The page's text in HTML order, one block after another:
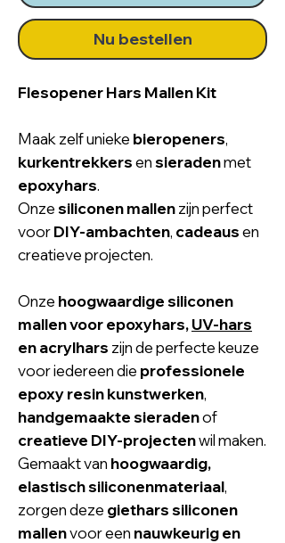
Nu bestellen
Flesopener Hars Mallen Kit
Maak zelf unieke bieropeners,
kurkentrekkersensieradenmet
epoxyhars.
Onzesiliconen mallenzijn perfect
voorDIY-ambachten, cadeausen
creatieve projecten.
Onze hoogwaardige siliconen
mallen voorepoxyhars,UV-hars
en acrylhars zijn de perfecte keuze
voor iedereen die professionele
epoxy resin kunstwerken,
handgemaakte sieradenof
creatieve DIY-projectenwil maken.
Gemaakt van hoogwaardig,
elastisch siliconenmateriaal,
zorgen deze giethars siliconen
mallenvoor een nauwkeurig en